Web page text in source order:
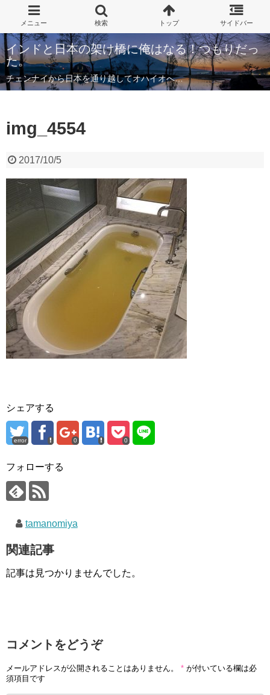
インドと日本の架け橋に俺はなる！つもりだっ
た。
チェンナイから日本を通り越してオハイオへ…
img_4554
2017/10/5
シェアする
error 0 0
フォローする
tamanomiya
関連記事
記事は見つかりませんでした。
コメントをどうぞ
メールアドレスが公開されることはありません。 * が付いている欄は必
須項目です